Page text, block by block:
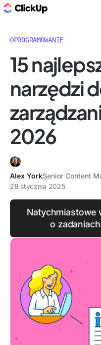
OPROGRAMOWANIE
15
narzędzi
2026
Alex YorkSenior Content
28 stycznia 2025
Natychmiastowe
o